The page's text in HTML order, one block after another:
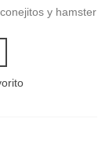
y hamster